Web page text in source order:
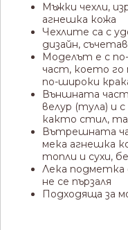
Мъжки чехли,
агнешка кожа
Чехлите са с
дизайн,
Моделът е с
част, което го
по-широки
Външната
велур (тула) и
както стил,
Вътрешната
мека агнешка
топли и сухи,
Лека подметка
не се пързаля
Подходяща за